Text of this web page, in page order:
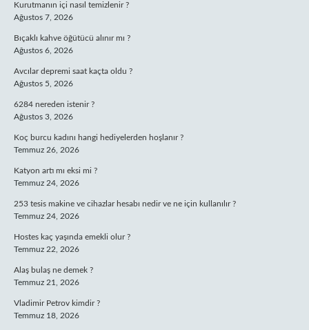
Kurutmanın içi nasıl temizlenir ?
Ağustos 7, 2026
Bıçaklı kahve öğütücü alınır mı ?
Ağustos 6, 2026
Avcılar depremi saat kaçta oldu ?
Ağustos 5, 2026
6284 nereden istenir ?
Ağustos 3, 2026
Koç burcu kadını hangi hediyelerden hoşlanır ?
Temmuz 26, 2026
Katyon artı mı eksi mi ?
Temmuz 24, 2026
253 tesis makine ve cihazlar hesabı nedir ve ne için kullanılır ?
Temmuz 24, 2026
Hostes kaç yaşında emekli olur ?
Temmuz 22, 2026
Alaş bulaş ne demek ?
Temmuz 21, 2026
Vladimir Petrov kimdir ?
Temmuz 18, 2026